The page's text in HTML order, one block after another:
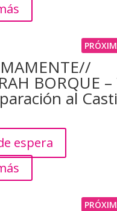
BORQUE
al
espera